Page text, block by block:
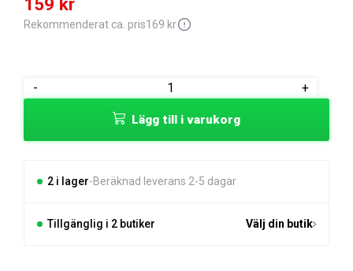
ursprungliga
169 kr.
nuvarande
159 kr.
Rekommenderat ca. pris169 kr
-
Gardena
Trådkassett
mängd
+
Lägg till i varukorg
2 i lager Beräknad leverans 2-5 dagar
Tillgänglig i 2 butiker Välj din butik